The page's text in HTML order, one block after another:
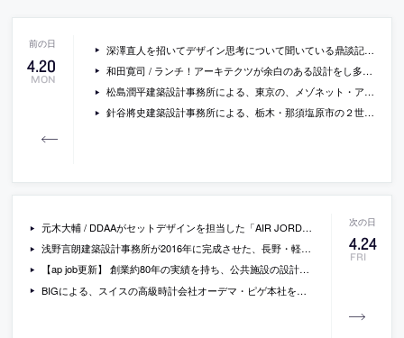
4.20
MON
深澤直人を招いてデザイン思考について聞いている鼎談記事『日本の「デザイン思考」は誤解だらけ』
和田寛司 / ランチ！アーキテクツが余白のある設計をし多くの施工者と現場で作り上げた、京都の築90年の既存町家の改修「DIG IN THE DOMA」
松島潤平建築設計事務所による、東京の、メゾネット・アパートメントのリノベーション「TSUKUYOMI」
針谷將史建築設計事務所による、栃木・那須塩原市の２世帯住宅「那須の長屋」
4.24
FRI
元木大輔 / DDAAがセットデザインを担当した「AIR JORDAN 1 MID SE “FEARLESS” X FACETASM」のためのキービジュアルとブランディングムービー
浅野言朗建築設計事務所が2016年に完成させた、長野・軽井沢の、様々な素材とヴォリュームの空間の繋がりが特異な空間体験を生み出している別荘「森の階調／Gradation in the Forest」の写真と図面
【ap job更新】 創業約80年の実績を持ち、公共施設の設計を主体とした「株式会社 川喜田建築設計事務所」が、設計スタッフ・アルバイトを募集中
BIGによる、スイスの高級時計会社オーデマ・ピゲ本社を増築した博物館「Musée Atelier Audemars Piguet」の写真など